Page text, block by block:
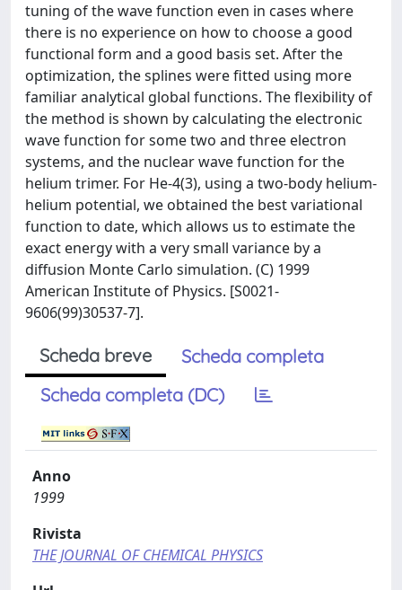
tuning of the wave function even in cases where
there is no experience on how to choose a good
functional form and a good basis set. After the
optimization, the splines were fitted using more
familiar analytical global functions. The flexibility of
the method is shown by calculating the electronic
wave function for some two and three electron
systems, and the nuclear wave function for the
helium trimer. For He-4(3), using a two-body helium-
helium potential, we obtained the best variational
function to date, which allows us to estimate the
exact energy with a very small variance by a
diffusion Monte Carlo simulation. (C) 1999
American Institute of Physics. [S0021-
9606(99)30537-7].
Scheda breve
Scheda completa
Scheda completa (DC)
Anno
1999
Rivista
THE JOURNAL OF CHEMICAL PHYSICS